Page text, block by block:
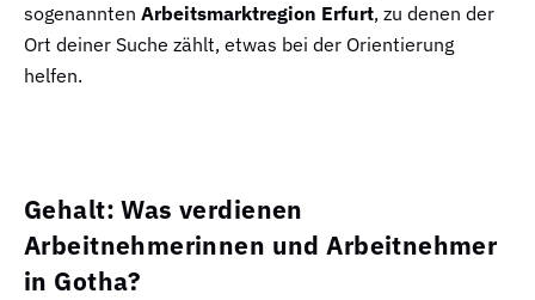
sogenannten Arbeitsmarktregion Erfurt, zu denen der
Ort deiner Suche zählt, etwas bei der Orientierung
helfen.
Gehalt: Was verdienen
Arbeitnehmerinnen und Arbeitnehmer
in Gotha?